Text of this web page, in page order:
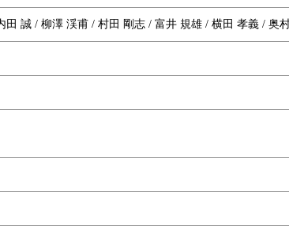
誠 / 柳澤 渓甫 / 村田 剛志 / 富井 規雄 / 横田 孝義 / 奥